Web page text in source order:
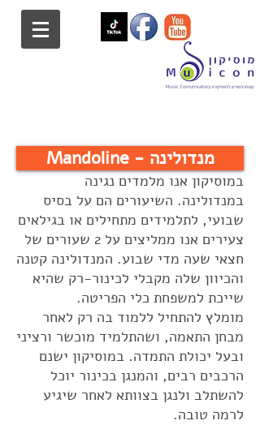
Mandoline - מנדולינה
במוסיקון אנו מלמדים נגינה
במנדולינה. השיעורים הם על בסיס
שבועי, לתלמידים מתחילים או בגילאים
צעירים אנו ממליצים על 2 שעורים של
חצאי שעה מדי שבוע. המנדולינה קטנה
והכיוון שלה מקבלי לכינור-רק שהיא
שייכת למשפחת כלי הפריטה.
מומלץ להתחיל ללמוד בה רק לאחר
מבחן התאמה, ושהתלמיד מוכשר ורציני
ובעל יכולת התמדה. במוסיקון ישנם
הרכבים רבים, והמנגן בכינור יוכל
להשתלב ולנגן בצוותא לאחר שיגיע
לרמה טובה.